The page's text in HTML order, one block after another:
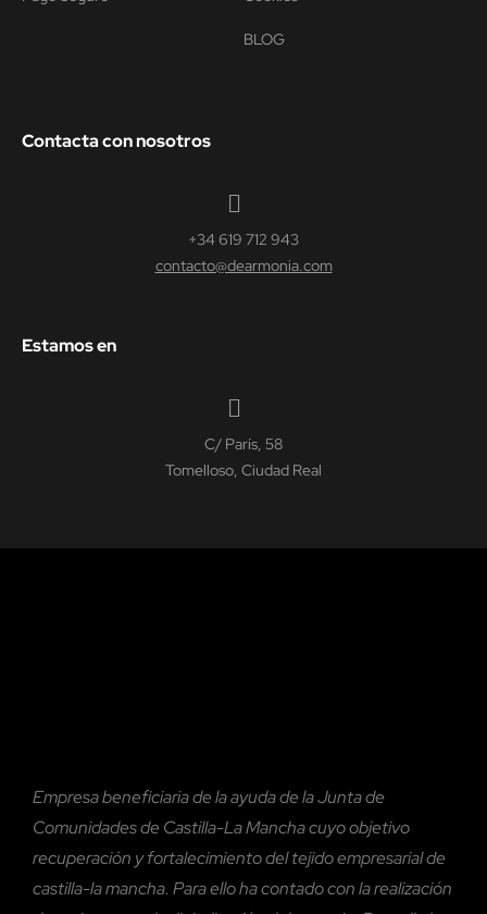
BLOG
Contacta con nosotros
+34 619 712 943
contacto@dearmonia.com
Estamos en
C/ París, 58
Tomelloso, Ciudad Real
Empresa beneficiaria de la ayuda de la Junta de
Comunidades de Castilla-La Mancha cuyo objetivo
recuperación y fortalecimiento del tejido empresarial de
castilla-la mancha. Para ello ha contado con la realización